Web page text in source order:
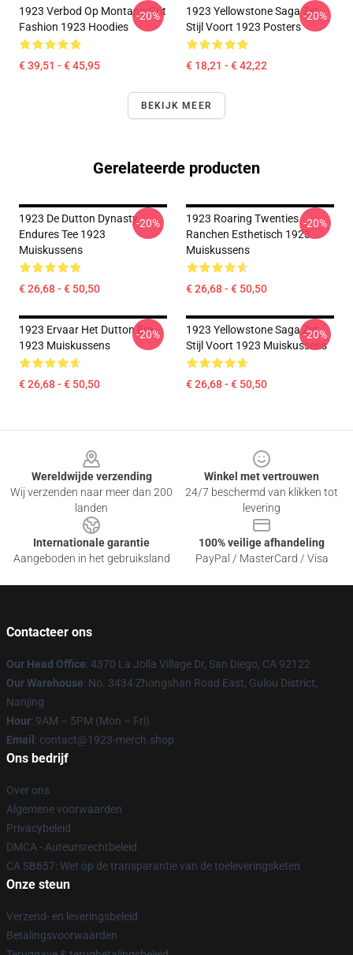
1923 Verbod Op Montana Grit
Fashion 1923 Hoodies
€ 39,51 - € 45,95
-20%
1923 Yellowstone Saga Zet
Stijl Voort 1923 Posters
€ 18,21 - € 42,22
-20%
BEKIJK MEER
Gerelateerde producten
1923 De Dutton Dynasty
Endures Tee 1923
Muiskussens
€ 26,68 - € 50,50
-20%
1923 Roaring Twenties
Ranchen Esthetisch 1923
Muiskussens
€ 26,68 - € 50,50
-20%
1923 Ervaar Het Dutton Era
1923 Muiskussens
€ 26,68 - € 50,50
-20%
1923 Yellowstone Saga Zet
Stijl Voort 1923 Muiskussens
€ 26,68 - € 50,50
-20%
Wereldwijde verzending
Wij verzenden naar meer dan 200
landen
Winkel met vertrouwen
24/7 beschermd van klikken tot
levering
Internationale garantie
Aangeboden in het gebruiksland
100% veilige afhandeling
PayPal / MasterCard / Visa
Contacteer ons
Our Head Office: 4370 La Jolla Village Dr, San Diego, CA 92122
Our Warehouse: No. 3434 Zhongshan Road East, Gulou District,
Nanjing
Hour: 9AM – 5PM (Mon – Fri)
Email : contact@1923-merch.shop
Ons bedrijf
Over ons
Algemene voorwaarden
Privacybeleid
DMCA - Auteursrechtbeleid
CA SB657: Wet op de transparantie van de toeleveringsketen
Onze steun
Verzend- en leveringsbeleid
Betalingsvoorwaarden